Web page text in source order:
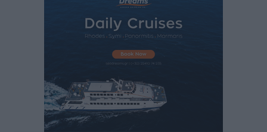
Στον Ιπποκράτη η Μαρία Βλάχου
πριν 3 ώρες
Οικονομική ενίσχυση για συντήρηση στο κλειστό της
Αθλητικά πριν 3 ώρες
Στάθης Αντωνάς: Ένα βήμα πριν από επαγγελματικό
συμβόλαιο πυγμαχίας με MTGP και BXGP για Ευρώπη